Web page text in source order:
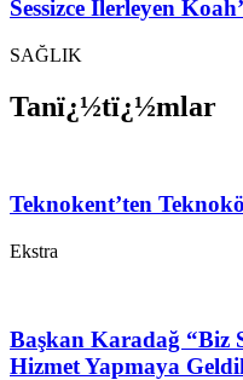
Sessizce İlerleyen
SAĞLIK
Tanï¿½tï¿½mlar
Teknokent’ten
Ekstra
Başkan Karadağ “Biz
Hizmet Yapmaya